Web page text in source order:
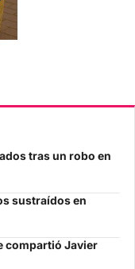
tras un robo en
sustraídos en
compartió Javier